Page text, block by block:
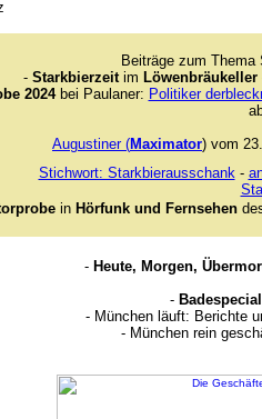
Beiträge zum Thema
- Starkbierzeitim Löwenbräukeller
2024 bei Paulaner: Politiker
Augustiner (Maximator) vom
Stichwort: Starkbierausschank-
in Hörfunk und Fernsehen
- Heute, Morgen,
-
- München läuft: Berichte
- München rein